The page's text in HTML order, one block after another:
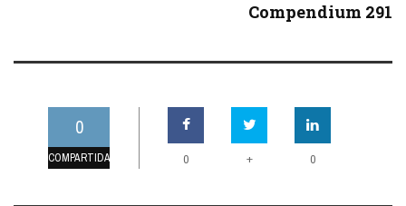
Compendium 291
0
COMPARTIDAS 0 + 0